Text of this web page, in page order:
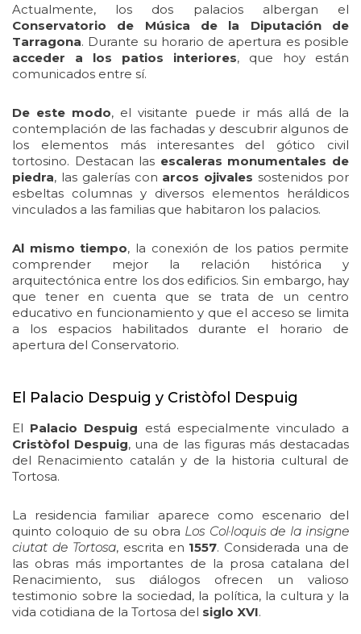
Actualmente, los dos palacios albergan el
Conservatorio de Música de la Diputación de
Tarragona. Durante su horario de apertura es posible
acceder a los patios interiores, que hoy están
comunicados entre sí.
De este modo, el visitante puede ir más allá de la
contemplación de las fachadas y descubrir algunos de
los elementos más interesantes del gótico civil
tortosino. Destacan las escaleras monumentales de
piedra, las galerías con arcos ojivales sostenidos por
esbeltas columnas y diversos elementos heráldicos
vinculados a las familias que habitaron los palacios.
Al mismo tiempo, la conexión de los patios permite
comprender mejor la relación histórica y
arquitectónica entre los dos edificios. Sin embargo, hay
que tener en cuenta que se trata de un centro
educativo en funcionamiento y que el acceso se limita
a los espacios habilitados durante el horario de
apertura del Conservatorio.
El Palacio Despuig y Cristòfol Despuig
El Palacio Despuig está especialmente vinculado a
Cristòfol Despuig, una de las figuras más destacadas
del Renacimiento catalán y de la historia cultural de
Tortosa.
La residencia familiar aparece como escenario del
quinto coloquio de su obra Los Col·loquis de la insigne
ciutat de Tortosa, escrita en 1557. Considerada una de
las obras más importantes de la prosa catalana del
Renacimiento, sus diálogos ofrecen un valioso
testimonio sobre la sociedad, la política, la cultura y la
vida cotidiana de la Tortosa del siglo XVI.